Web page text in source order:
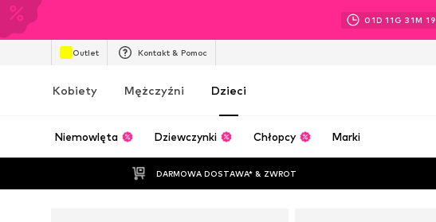
01D 11 G 31M 17
Outlet Kontakt & Pomoc
Kobiety Mężczyźni Dzieci
Niemowlęta Dziewczynki Chłopcy Marki
DARMOWA DOSTAWA* & ZWROT